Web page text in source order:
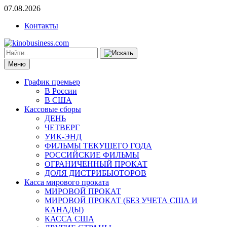
07.08.2026
Контакты
Меню
График премьер
В России
В США
Кассовые сборы
ДЕНЬ
ЧЕТВЕРГ
УИК-ЭНД
ФИЛЬМЫ ТЕКУЩЕГО ГОДА
РОССИЙСКИЕ ФИЛЬМЫ
ОГРАНИЧЕННЫЙ ПРОКАТ
ДОЛЯ ДИСТРИБЬЮТОРОВ
Касса мирового проката
МИРОВОЙ ПРОКАТ
МИРОВОЙ ПРОКАТ (БЕЗ УЧЕТА США И
КАНАДЫ)
КАССА США